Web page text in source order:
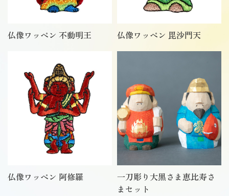
仏像ワッペン 不動明王 仏像ワッペン 毘沙門天
仏像ワッペン 阿修羅
一刀彫り大黒さま恵比寿さ
まセット